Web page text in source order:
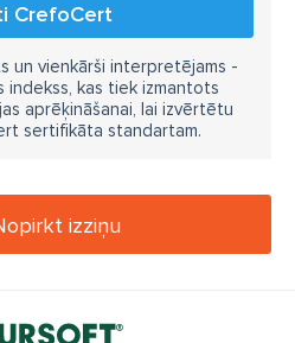
CrefoCert
un vienkārši interpretējams -
indekss, kas tiek izmantots
aprēķināšanai, lai izvērtētu
sertifikāta standartam.
izziņu